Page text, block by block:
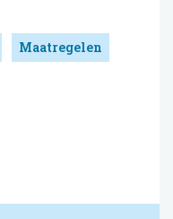
Maatregelen